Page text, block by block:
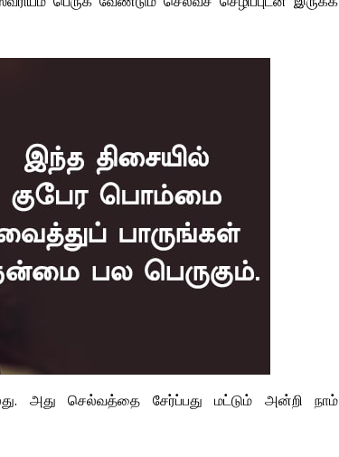
அது செல்வத்தை சேர்ப்பது மட்டும் அன்றி நாம்